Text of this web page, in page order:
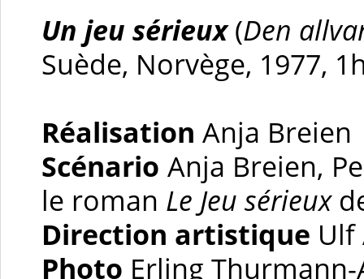
Un jeu sérieux(Den
Suède, Norvège, 1977,
Réalisation Anja Breien
Scénario Anja Breien,
le roman Le Jeu sérieux
Direction artistique Ulf
Photo Erling